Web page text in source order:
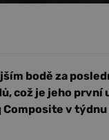
bodě za
což je jeho první
v